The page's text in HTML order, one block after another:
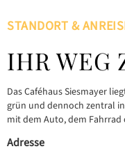
STANDORT &
IHR WEG
Das Caféhaus Siesmayer
grün und dennoch zentral
mit dem Auto, dem
Adresse